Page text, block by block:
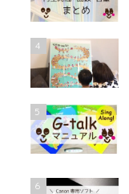
4
5
6